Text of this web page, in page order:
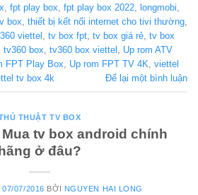
, fpt play box, fpt play box 2022, longmobi,
box, thiết bị kết nối internet cho tivi thường,
viettel , tv box fpt, tv box giá rẻ, tv box
tv360 box, tv360 box viettel , Up rom ATV
FPT Play Box, Up rom FPT TV 4K, viettel
tv box 4k Để lại một bình luận
THUẬT TV BOX
tv box android chính
ở đâu?
07/07/2016 BỞI NGUYEN HAI LONG